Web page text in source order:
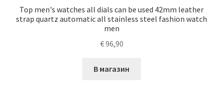
Top men's watches all dials can be used 42mm leather
strap quartz automatic all stainless steel fashion watch
men
€96,90
В магазин